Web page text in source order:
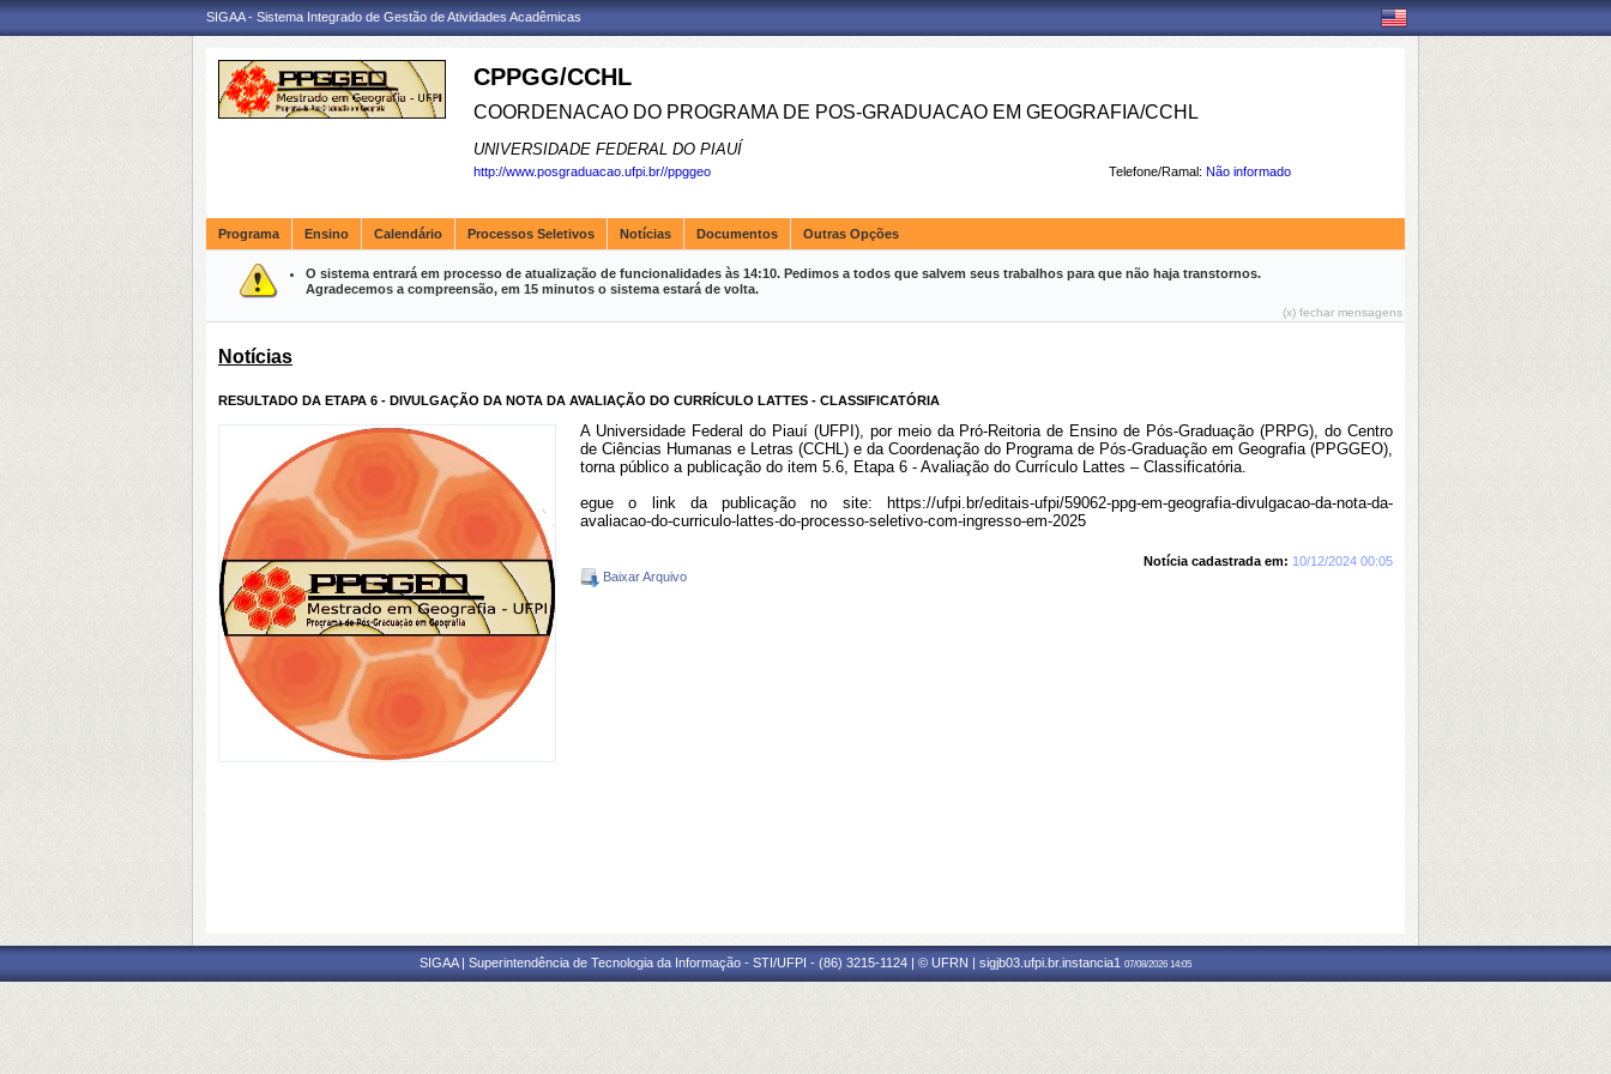
SIGAA - Sistema Integrado de Gestão de Atividades Acadêmicas
CPPGG/CCHL
COORDENACAO DO PROGRAMA DE POS-GRADUACAO EM GEOGRAFIA/CCHL
UNIVERSIDADE FEDERAL DO PIAUÍ
Telefone/Ramal: Não informado
http://www.posgraduacao.ufpi.br//ppggeo
Programa Ensino Calendário Processos Seletivos Notícias Documentos Outras Opções
O sistema entrará em processo de atualização de funcionalidades às 14:10. Pedimos a todos que salvem seus trabalhos para que não haja transtornos.
Agradecemos a compreensão, em 15 minutos o sistema estará de volta.
(x) fechar mensagens
Notícias
RESULTADO DA ETAPA 6 - DIVULGAÇÃO DA NOTA DA AVALIAÇÃO DO CURRÍCULO LATTES - CLASSIFICATÓRIA
A Universidade Federal do Piauí (UFPI), por meio da Pró-Reitoria de Ensino de Pós-Graduação (PRPG), do Centro
de Ciências Humanas e Letras (CCHL) e da Coordenação do Programa de Pós-Graduação em Geografia (PPGGEO),
torna público a publicação do item 5.6, Etapa 6 - Avaliação do Currículo Lattes – Classificatória.
egue o link da publicação no site:
https://ufpi.br/editais-ufpi/59062-ppg-em-geografia-divulgacao-da-nota-da-
avaliacao-do-curriculo-lattes-do-processo-seletivo-com-ingresso-em-2025
Notícia cadastrada em: 10/12/2024 00:05
Baixar Arquivo
SIGAA | Superintendência de Tecnologia da Informação - STI/UFPI - (86) 3215-1124 | © UFRN | sigjb03.ufpi.br.instancia1 07/08/2026 14:05